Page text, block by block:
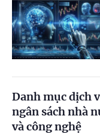
Danh mục dịch
ngân sách nhà
và công nghệ